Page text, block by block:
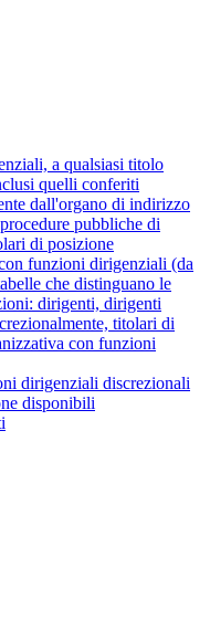
a qualsiasi titolo
quelli conferiti
dall'organo di indirizzo
pubbliche di
di posizione
funzioni dirigenziali (da
che distinguano le
dirigenti, dirigenti
titolari di
con funzioni
dirigenziali discrezionali
disponibili